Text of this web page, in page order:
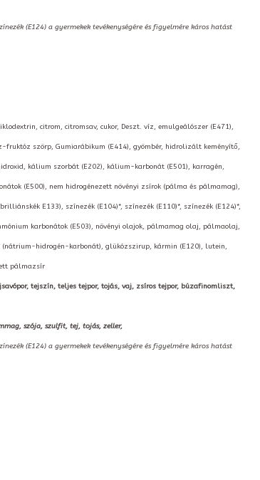
(E124) a gyermekek tevékenységére és figyelmére káros hatást
citrom, citromsav, cukor, Deszt. víz, emulgeálószer (E471),
fruktóz szörp, Gumiarábikum (E414), gyömbér, hidrolizált keményítő,
kálium szorbát (E202), kálium-karbonát (E501), karragén,
(E500), nem hidrogénezett növényi zsírok (pálma és pálmamag),
E133), színezék (E104)*, színezék (E110)*, színezék (E124)*,
karbonátok (E503), növényi olajok, pálmamag olaj, pálmaolaj,
hidrogén-karbonát), glükózszirup, kármin (E120), lutein,
pálmazsír
tejszín, teljes tejpor, tojás, vaj, zsíros tejpor, búzafinomliszt,
szója, szulfit, tej, tojás, zeller,
(E124) a gyermekek tevékenységére és figyelmére káros hatást